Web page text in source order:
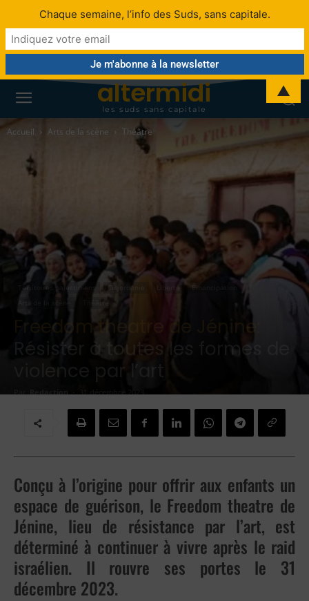
altermidi
les suds sans capitale
Accueil Arts de la scène Théâtre
Territoires palestiniens Cisjordanie Liberté
Émancipation
Théâtre
Freedom theatre de Jénine:
Résister à toutes les formes de
violence par l’art
Par Redaction - 31 décembre 2023
Conçu à l’origine pour offrir aux enfants un
espace de guérison, le Freedom theatre de
Jénine, lieu de résistance par l’art, est
déterminé à continuer à vivre après le raid
israélien. Il rouvre ses portes le 31
décembre 2023.
Chaque semaine, l’info des Suds, sans capitale.
▲